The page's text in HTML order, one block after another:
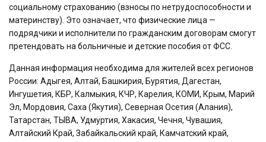
социальному страхованию (взносы по нетрудоспособности и
материнству). Это означает, что физические лица —
подрядчики и исполнители по гражданским договорам смогут
претендовать на больничные и детские пособия от ФСС.
Данная информация необходима для жителей всех регионов
России: Адыгея, Алтай, Башкирия, Бурятия, Дагестан,
Ингушетия, КБР, Калмыкия, КЧР, Карелия, КОМИ, Крым, Марий
Эл, Мордовия, Саха (Якутия), Северная Осетия (Алания),
Татарстан, ТЫВА, Удмуртия, Хакасия, Чечня, Чувашия,
Алтайский Край, Забайкальский край, Камчатский край,